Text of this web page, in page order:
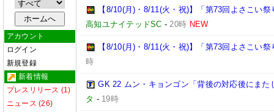
アカウント
ログイン
新規登録
新着情報
プレスリリース (1)
ニュース (26)
【8/10(月)・8/11(火・祝)】「第73回よさこい
高知ユナイテッドSC -20時 NEW
【8/10(月)・8/11(火・祝)】「第73回よさこい
時
GK 22 ムン・キョンゴン「背後の対応後にま
タ - 19時